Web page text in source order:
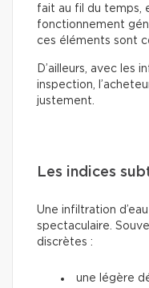
fait au fil du temps,
fonctionnement
ces éléments sont
D’ailleurs, avec les
inspection,
justement.
Les indices
Une infiltration
spectaculaire.
discrètes :
une légère